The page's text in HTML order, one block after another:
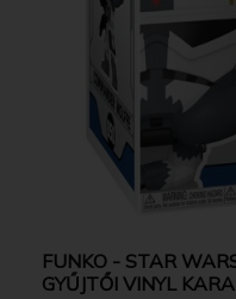
FUNKO - STAR
GYŰJTŐI VINYL